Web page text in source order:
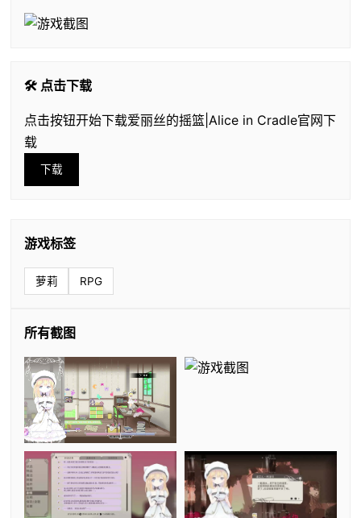
🛠️ 点击下载
点击按钮开始下载爱丽丝的摇篮|Alice in Cradle官网下
载
下载
游戏标签
萝莉 RPG
所有截图